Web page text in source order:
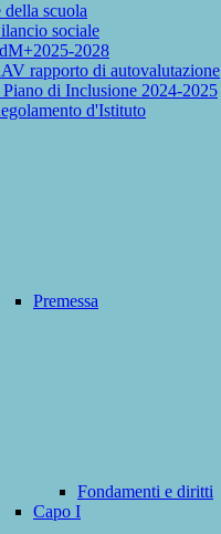
della scuola
sociale
2028
rapporto di autovalutazione
di Inclusione 2024-2025
d'Istituto
Premessa
Fondamenti e diritti
Capo I